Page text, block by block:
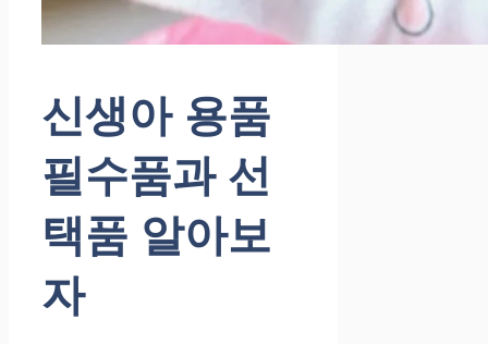
신생아 용품
필수품과 선
택품 알아보
자